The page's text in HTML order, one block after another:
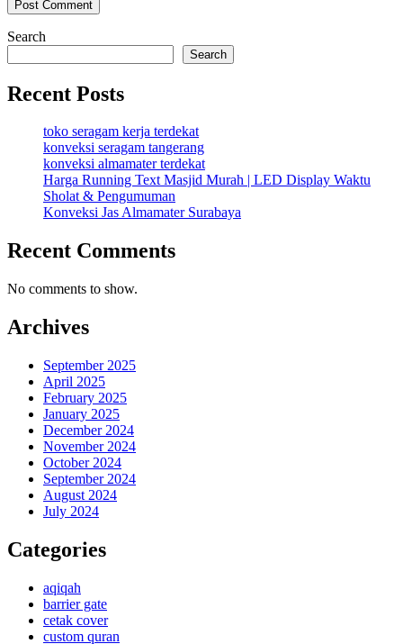
Search
Search
Recent Posts
toko seragam kerja terdekat
konveksi seragam tangerang
konveksi almamater terdekat
Harga Running Text Masjid Murah | LED Display Waktu
Sholat & Pengumuman
Konveksi Jas Almamater Surabaya
Recent Comments
No comments to show.
Archives
September 2025
April 2025
February 2025
January 2025
December 2024
November 2024
October 2024
September 2024
August 2024
July 2024
Categories
aqiqah
barrier gate
cetak cover
custom quran